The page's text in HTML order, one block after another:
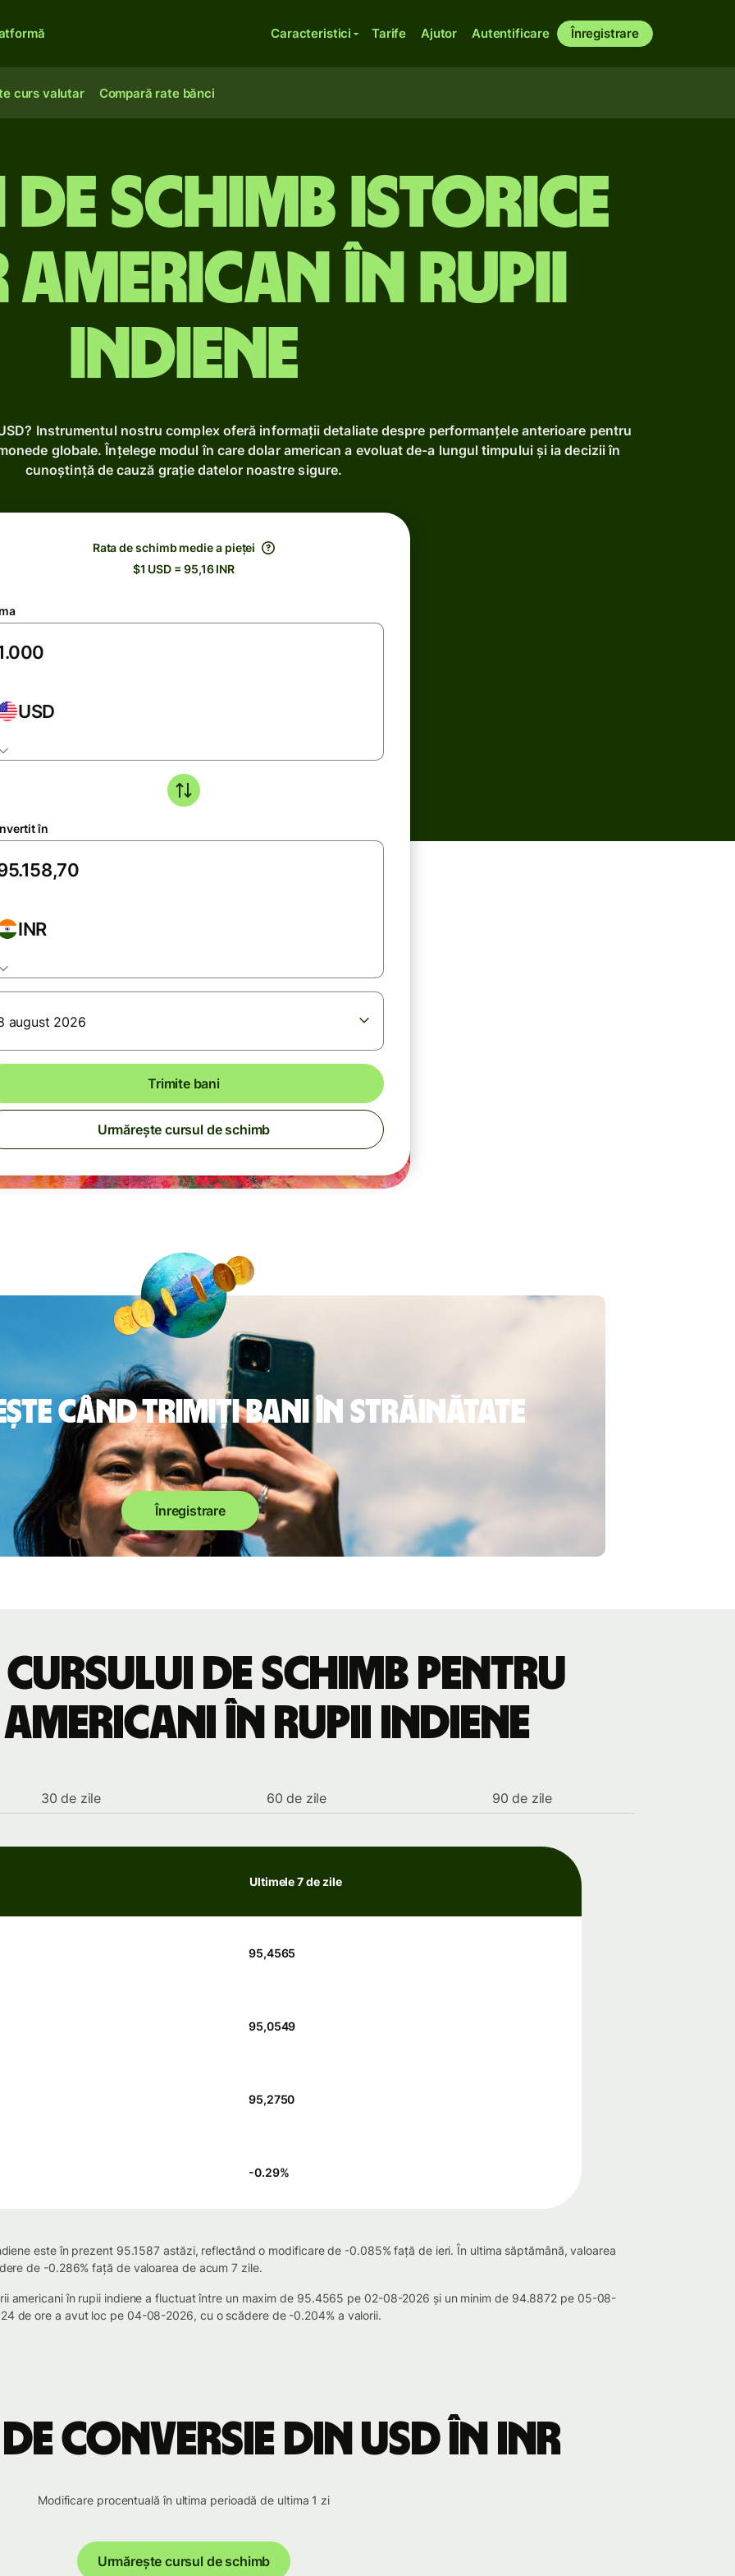
Caracteristici Tarife Ajutor Autentificare Înregistrare
curs valutar Compară rate bănci
schimb istorice
în rupii
indiene
Instrumentul nostru complex oferă informații detaliate despre performanțele anterioare pentru
globale. Înțelege modul în care dolar american a evoluat de-a lungul timpului și ia decizii în
cunoștință de cauză grație datelor noastre sigure.
Rata de schimb medie a pieței
$1 USD = 95,16 INR
USD
în
INR
august 2026
Trimite bani
Urmărește cursul de schimb
când trimiți bani în străinătate
Înregistrare
de schimb pentru
în rupii indiene
30 de zile 60 de zile 90 de zile
Ultimele 7 de zile
95,4565
95,0549
95,2750
-0.29%
este în prezent 95.1587 astăzi, reflectând o modificare de -0.085% față de ieri. În ultima săptămână, valoarea
de -0.286% față de valoarea de acum 7 zile.
americani în rupii indiene a fluctuat între un maxim de 95.4565 pe 02-08-2026 și un minim de 94.8872 pe 05-08-
de ore a avut loc pe 04-08-2026, cu o scădere de -0.204% a valorii.
conversie din USD în INR
Modificare procentuală în ultima perioadă de ultima 1 zi
Urmărește cursul de schimb